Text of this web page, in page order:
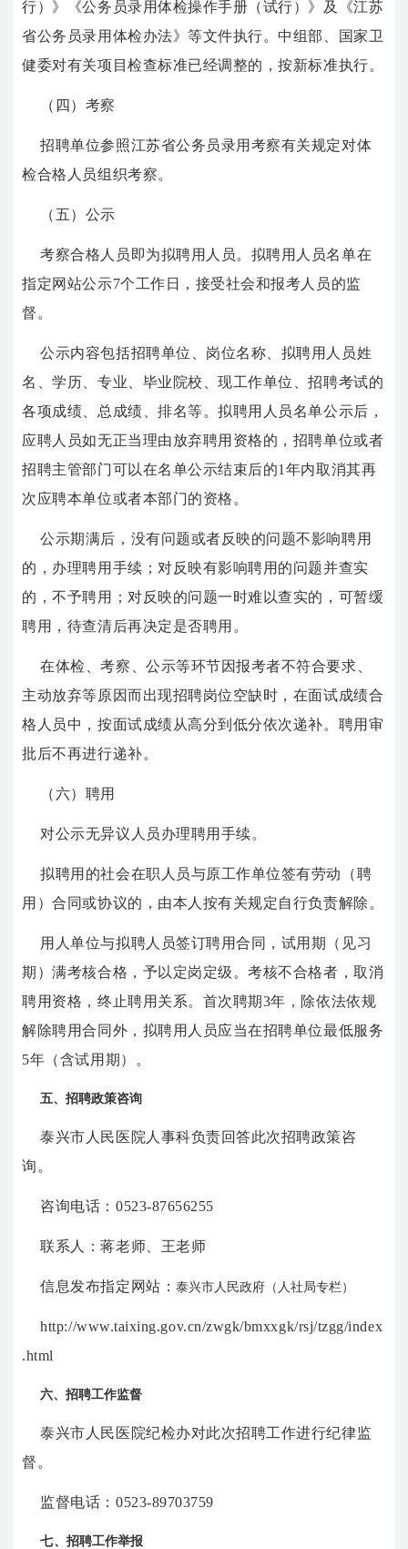
行）》《公务员录用体检操作手册（试行）》及《江苏
省公务员录用体检办法》等文件执行。中组部、国家卫
健委对有关项目检查标准已经调整的，按新标准执行。
（四）考察
招聘单位参照江苏省公务员录用考察有关规定对体
检合格人员组织考察。
（五）公示
考察合格人员即为拟聘用人员。拟聘用人员名单在
指定网站公示7个工作日，接受社会和报考人员的监
督。
公示内容包括招聘单位、岗位名称、拟聘用人员姓
名、学历、专业、毕业院校、现工作单位、招聘考试的
各项成绩、总成绩、排名等。拟聘用人员名单公示后，
应聘人员如无正当理由放弃聘用资格的，招聘单位或者
招聘主管部门可以在名单公示结束后的1年内取消其再
次应聘本单位或者本部门的资格。
公示期满后，没有问题或者反映的问题不影响聘用
的，办理聘用手续；对反映有影响聘用的问题并查实
的，不予聘用；对反映的问题一时难以查实的，可暂缓
聘用，待查清后再决定是否聘用。
在体检、考察、公示等环节因报考者不符合要求、
主动放弃等原因而出现招聘岗位空缺时，在面试成绩合
格人员中，按面试成绩从高分到低分依次递补。聘用审
批后不再进行递补。
（六）聘用
对公示无异议人员办理聘用手续。
拟聘用的社会在职人员与原工作单位签有劳动（聘
用）合同或协议的，由本人按有关规定自行负责解除。
用人单位与拟聘人员签订聘用合同，试用期（见习
期）满考核合格，予以定岗定级。考核不合格者，取消
聘用资格，终止聘用关系。首次聘期3年，除依法依规
解除聘用合同外，拟聘用人员应当在招聘单位最低服务
5年（含试用期）。
五、招聘政策咨询
泰兴市人民医院人事科负责回答此次招聘政策咨
询。
咨询电话：0523-87656255
联系人：蒋老师、王老师
信息发布指定网站：泰兴市人民政府（人社局专栏）
http://www.taixing.gov.cn/zwgk/bmxxgk/rsj/tzgg/index
.html
六、招聘工作监督
泰兴市人民医院纪检办对此次招聘工作进行纪律监
督。
监督电话：0523-89703759
七、招聘工作举报